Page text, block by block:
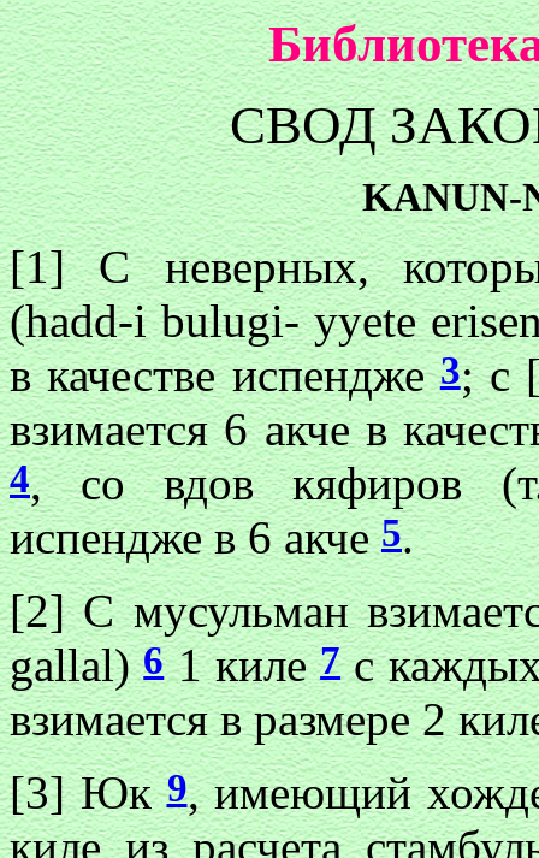
СВОД
KANUN-
[1] С неверных,
(hadd-i bulugi- yyete
в качестве испендже3; с
взимается 6 акче в
4, со вдов кяфиров (т.
испендже в 6 акчe5.
[2] С мусульман
gallal)61 киле7с каждых
взимается в размере 2
[3] Юк9, имеющий
киле из расчета